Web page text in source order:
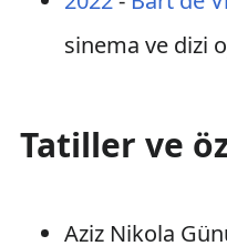
sinema ve dizi
Tatiller ve
Aziz Nikola